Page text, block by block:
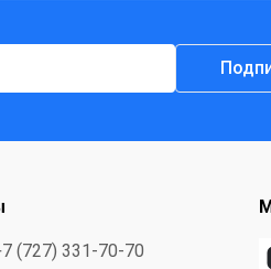
(727) 331-70-70